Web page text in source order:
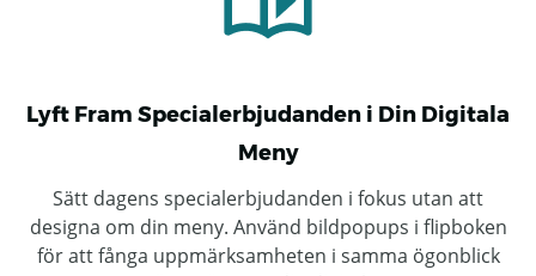
Lyft Fram Specialerbjudanden i Din Digitala
Meny
Sätt dagens specialerbjudanden i fokus utan att
designa om din meny. Använd bildpopups i flipboken
för att fånga uppmärksamheten i samma ögonblick